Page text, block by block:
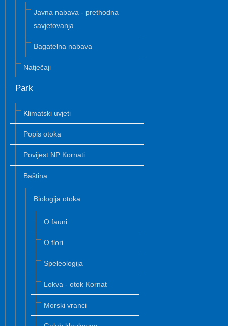
Javna nabava - prethodna
savjetovanja
Bagatelna nabava
Natječaji
Park
Klimatski uvjeti
Popis otoka
Povijest NP Kornati
Baština
Biologija otoka
O fauni
O flori
Speleologija
Lokva - otok Kornat
Morski vranci